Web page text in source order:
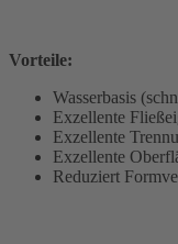
Vorteile:
Wasserbasis
Exzellente
Exzellente
Exzellente
Reduziert